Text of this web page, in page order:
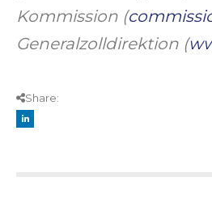
Kommission (
Generalzolldirektion (
Share: